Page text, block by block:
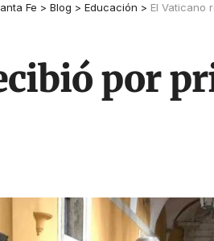
Fe > Blog > Educación > El Vaticano
por